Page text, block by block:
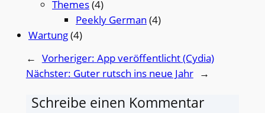
Themes(4)
Peekly German (4)
Wartung(4)
← Vorheriger: App veröffentlicht (Cydia)
Nächster: Guter rutsch ins neue Jahr →
Schreibe einen Kommentar